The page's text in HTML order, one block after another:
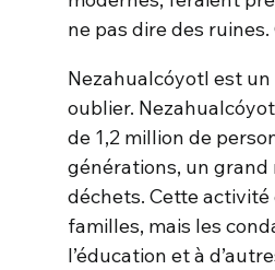
ne pas dire des
Nezahualcóyotl est
oublier.
de 1,2 million de
générations, un
déchets. Cette
familles, mais les
l’éducation et à